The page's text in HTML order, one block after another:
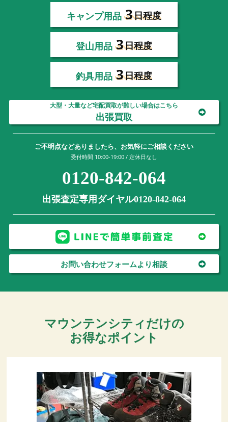
キャンプ用品 3日程度
登山用品 3日程度
釣具用品 3日程度
大型・大量など宅配買取が難しい場合はこちら
出張買取
ご不明点などありましたら、お気軽にご相談ください
受付時間 10:00-19:00 / 定休日なし
0120-842-064
出張査定専用ダイヤル0120-842-064
お問い合わせフォームより相談
マウンテンシティだけの
お得なポイント